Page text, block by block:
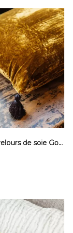
Housse velours de soie Goa - Venise